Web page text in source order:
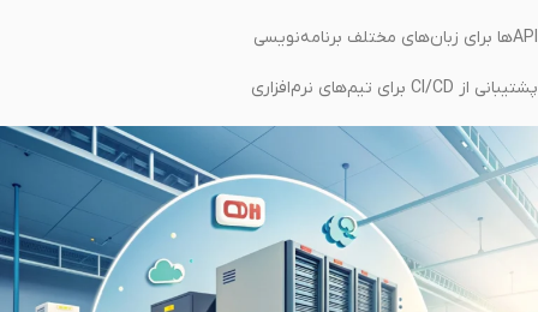
APIها برای زبان‌های مختلف برنامه‌نویسی
پشتیبانی از CI/CD برای تیم‌های نرم‌افزاری